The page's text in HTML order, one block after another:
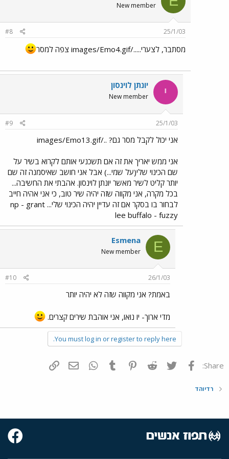
New member
25/1/03
#8
מסתבר, לצערי...../images/Emo4.gif צפה למסר
י יונתן לוינסון
New member
25/1/03
#9
אני יכול לקבל מסר גם? ../images/Emo13.gif
אני ממש יאריך את זה אם תשכנעי אותם לקרוא בשיר על
שם הכינוי שלי(על שמי...) אבל אני חושב שאיסמנה זה שם
יותר קליט לשיר מאשר יונתן לוינסון. אהבתי את החשיבה...
בכל מקרה, אני מקווה שזה יהיה שיר טוב, כי אני אהיה חייב
לבחור בו בסקר אם זה עדיין יהיה הכינוי שלי... np - grant
lee buffalo - fuzzy
E
Esmena
New member
26/1/03
#10
באמת? אני מקווה שזה לא יהיה יותר
מדי ארוך- יו נואו, אני אוהבת שירים קצרים.
You must log in or register to reply here.
Share: פייסבוק Twitter
Reddit
Pinterest
Tumblr
WhatsAppדואר אלקטרוני
רדיוהד